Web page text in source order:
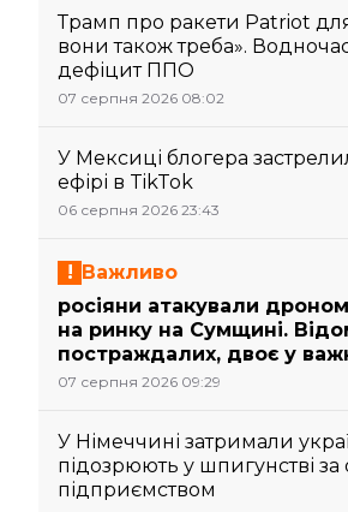
Трамп про ракети Patriot
вони також треба».
дефіцит ППО
07 серпня 2026 08:02
У Мексиці блогера
ефірі в TikTok
06 серпня 2026 23:43
Важливо
росіяни атакували
на ринку на Сумщині.
постраждалих, двоє у
07 серпня 2026 09:29
У Німеччині затримали
підозрюють у шпигунстві
підприємством